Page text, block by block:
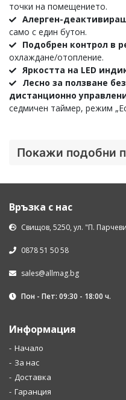
точки на помещението.
Алерген-
само с един бутон.
Подобрен контрол в
охлаждане/отопление.
Яркостта на LED
Лесно за ползване
дистанционно
седмичен таймер, режим
Покажи подобни
Връзка с нас
Свищов, 5250, ул. "П.
0878 51 50 58
sales@allmag.bg
Пон - Пет: 09:30 - 18:00 ч.
Информация
Начало
За нас
Доставка
Гаранция